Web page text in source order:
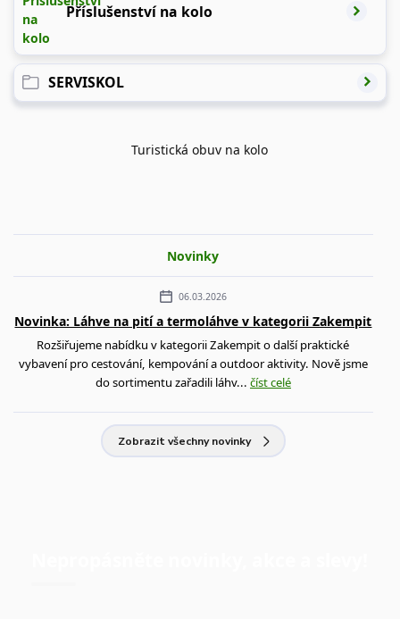
Příslušenství na kolo
SERVISKOL
Turistická obuv na kolo
Novinky
06.03.2026
Novinka: Láhve na pití a termoláhve v kategorii Zakempit
Rozšiřujeme nabídku v kategorii Zakempit o další praktické
vybavení pro cestování, kempování a outdoor aktivity. Nově jsme
do sortimentu zařadili láhv... číst celé
Zobrazit všechny novinky